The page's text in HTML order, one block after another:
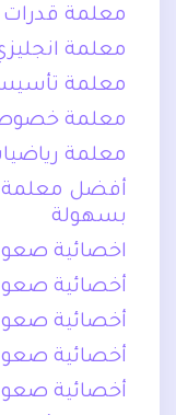
معلمة قدرات
معلمة
معلمة
معلمة
معلمة
أفضل معلمة
بسهولة
اخصائية
أخصائية
أخصائية
أخصائية
أخصائية